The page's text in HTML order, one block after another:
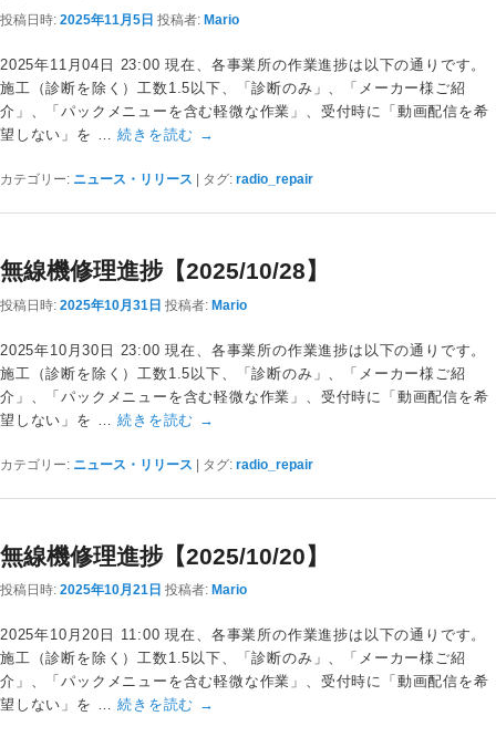
投稿日時: 2025年11月5日 投稿者: Mario
2025年11月04日 23:00 現在、各事業所の作業進捗は以下の通りです。
施工（診断を除く）工数1.5以下、「診断のみ」、「メーカー様ご紹
介」、「パックメニューを含む軽微な作業」、受付時に「動画配信を希
望しない」を …続きを読む →
カテゴリー: ニュース・リリース タグ: radio_repair
無線機修理進捗【2025/10/28】
投稿日時: 2025年10月31日 投稿者: Mario
2025年10月30日 23:00 現在、各事業所の作業進捗は以下の通りです。
施工（診断を除く）工数1.5以下、「診断のみ」、「メーカー様ご紹
介」、「パックメニューを含む軽微な作業」、受付時に「動画配信を希
望しない」を …続きを読む →
カテゴリー: ニュース・リリース | タグ: radio_repair
無線機修理進捗【2025/10/20】
投稿日時: 2025年10月21日 投稿者: Mario
2025年10月20日 11:00 現在、各事業所の作業進捗は以下の通りです。
施工（診断を除く）工数1.5以下、「診断のみ」、「メーカー様ご紹
介」、「パックメニューを含む軽微な作業」、受付時に「動画配信を希
望しない」を …続きを読む →